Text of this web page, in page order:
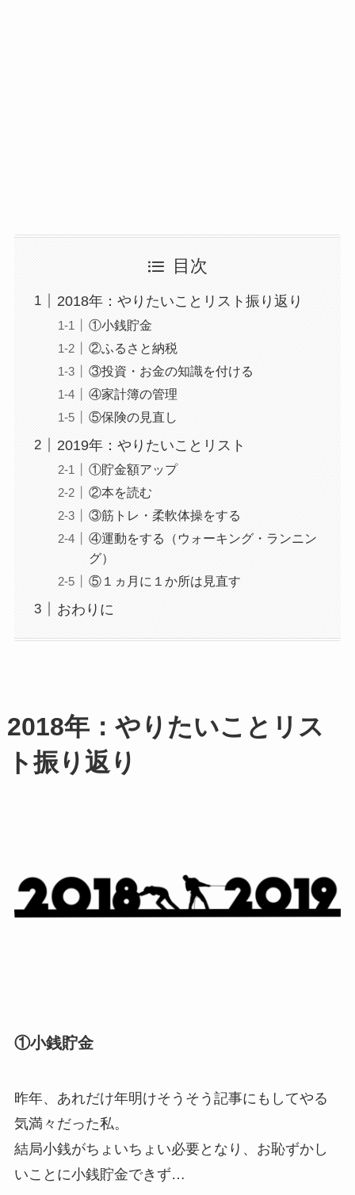
目次
2018年：やりたいことリスト振り返り
①小銭貯金
②ふるさと納税
③投資・お金の知識を付ける
④家計簿の管理
⑤保険の見直し
2019年：やりたいことリスト
①貯金額アップ
②本を読む
③筋トレ・柔軟体操をする
④運動をする（ウォーキング・ランニン
グ）
⑤１ヵ月に１か所は見直す
おわりに
2018年：やりたいことリス
ト振り返り
①小銭貯金
昨年、あれだけ年明けそうそう記事にもしてやる
気満々だった私。
結局小銭がちょいちょい必要となり、お恥ずかし
いことに小銭貯金できず…